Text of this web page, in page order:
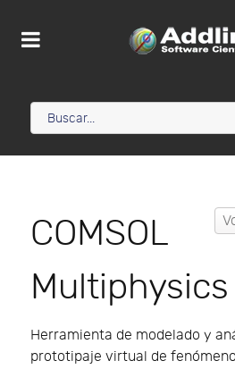
COMSOL
Herramienta de modelado y
prototipaje virtual de